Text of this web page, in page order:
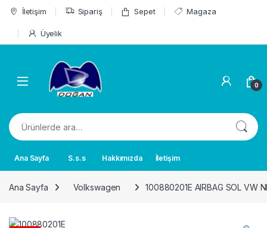
Skip to navigation
Skip to content
İletişim Sipariş Sepet Magaza
Üyelik
0
Ara:
Ana Sayfa S.s.s Hakkımızda İletişim
Ana Sayfa Volkswagen 100880201E AIRBAG SOL VW